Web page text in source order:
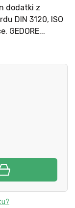
dodatki z
DIN 3120, ISO
GEDORE...